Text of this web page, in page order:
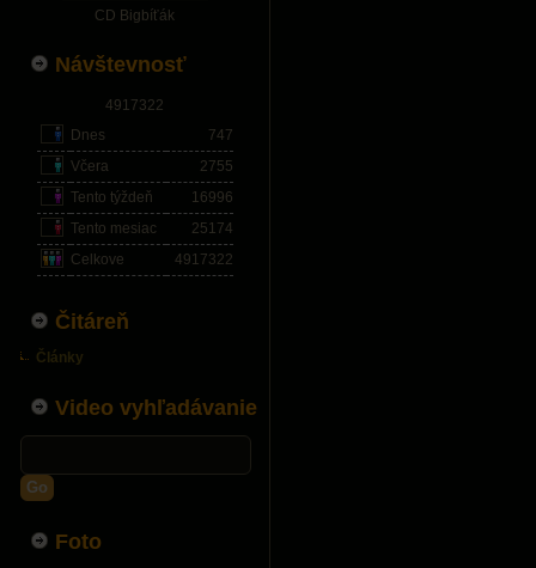
CD Bigbíťák
Návštevnosť
4917322
Dnes
747
Včera
2755
Tento týždeň
16996
Tento mesiac
25174
Celkove
4917322
Čitáreň
Články
Video vyhľadávanie
Go
Foto